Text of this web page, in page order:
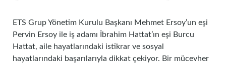
ETS Grup Yönetim Kurulu Başkanı Mehmet Ersoy’un eşi
Pervin Ersoy ile iş adamı İbrahim Hattat’ın eşi Burcu
Hattat, aile hayatlarındaki istikrar ve sosyal
hayatlarındaki başarılarıyla dikkat çekiyor. Bir mücevher